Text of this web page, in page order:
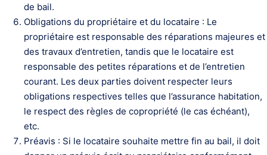
de bail.
Obligations du propriétaire et du locataire : Le
propriétaire est responsable des réparations majeures et
des travaux d’entretien, tandis que le locataire est
responsable des petites réparations et de l’entretien
courant. Les deux parties doivent respecter leurs
obligations respectives telles que l’assurance habitation,
le respect des règles de copropriété (le cas échéant),
etc.
Préavis : Si le locataire souhaite mettre fin au bail, il doit